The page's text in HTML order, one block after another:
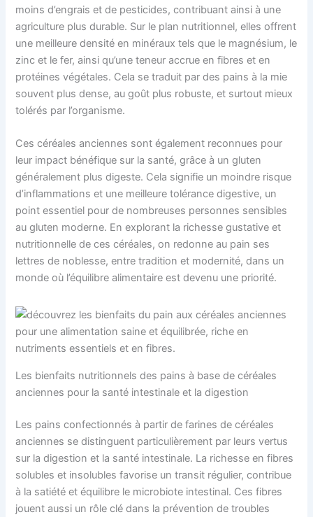
moins d’engrais et de pesticides, contribuant ainsi à une
agriculture plus durable. Sur le plan nutritionnel, elles offrent
une meilleure densité en minéraux tels que le magnésium, le
zinc et le fer, ainsi qu’une teneur accrue en fibres et en
protéines végétales. Cela se traduit par des pains à la mie
souvent plus dense, au goût plus robuste, et surtout mieux
tolérés par l’organisme.
Ces céréales anciennes sont également reconnues pour
leur impact bénéfique sur la santé, grâce à un gluten
généralement plus digeste. Cela signifie un moindre risque
d’inflammations et une meilleure tolérance digestive, un
point essentiel pour de nombreuses personnes sensibles
au gluten moderne. En explorant la richesse gustative et
nutritionnelle de ces céréales, on redonne au pain ses
lettres de noblesse, entre tradition et modernité, dans un
monde où l’équilibre alimentaire est devenu une priorité.
Les bienfaits nutritionnels des pains à base de céréales
anciennes pour la santé intestinale et la digestion
Les pains confectionnés à partir de farines de céréales
anciennes se distinguent particulièrement par leurs vertus
sur la digestion et la santé intestinale. La richesse en fibres
solubles et insolubles favorise un transit régulier, contribue
à la satiété et équilibre le microbiote intestinal. Ces fibres
jouent aussi un rôle clé dans la prévention de troubles